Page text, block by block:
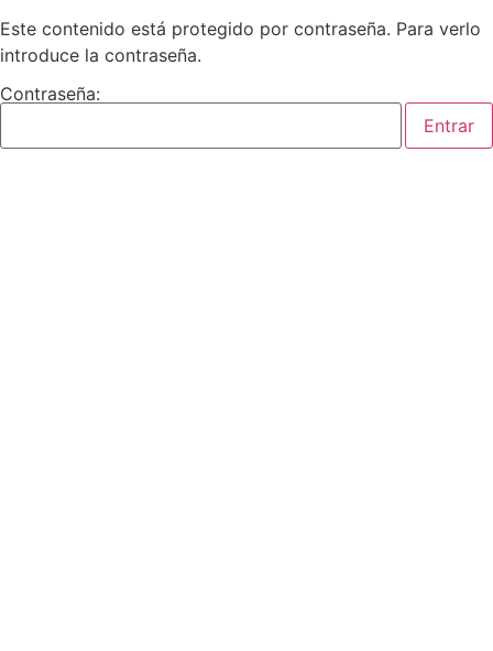
Este contenido está protegido por contraseña. Para verlo
introduce la contraseña.
Contraseña: